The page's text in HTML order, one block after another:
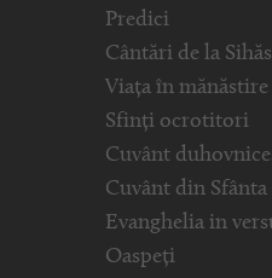
Predici
Cântări de la
Viața în mănăstire
Sfinți ocrotitori
Cuvânt
Cuvânt din
Evanghelia in
Oaspeți